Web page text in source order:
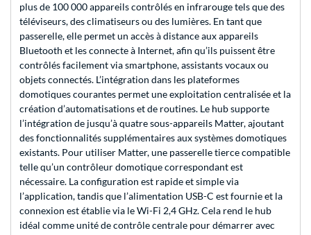
plus de 100 000 appareils contrôlés en infrarouge tels que des
téléviseurs, des climatiseurs ou des lumières. En tant que
passerelle, elle permet un accès à distance aux appareils
Bluetooth et les connecte à Internet, afin qu’ils puissent être
contrôlés facilement via smartphone, assistants vocaux ou
objets connectés. L’intégration dans les plateformes
domotiques courantes permet une exploitation centralisée et la
création d’automatisations et de routines. Le hub supporte
l’intégration de jusqu’à quatre sous-appareils Matter, ajoutant
des fonctionnalités supplémentaires aux systèmes domotiques
existants. Pour utiliser Matter, une passerelle tierce compatible
telle qu’un contrôleur domotique correspondant est
nécessaire. La configuration est rapide et simple via
l’application, tandis que l’alimentation USB-C est fournie et la
connexion est établie via le Wi-Fi 2,4 GHz. Cela rend le hub
idéal comme unité de contrôle centrale pour démarrer avec